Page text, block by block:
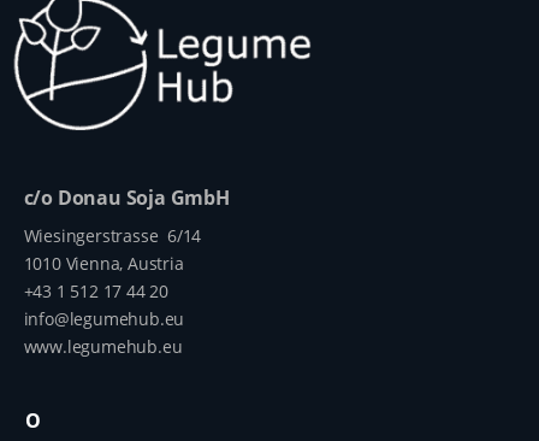
c/o Donau Soja GmbH
Wiesingerstrasse 6/14
1010 Vienna, Austria
+43 1 512 17 44 20
info@legumehub.eu
www.legumehub.eu
О